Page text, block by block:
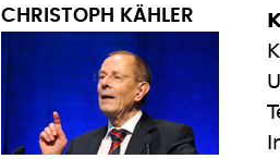
CHRISTOPH KÄHLER